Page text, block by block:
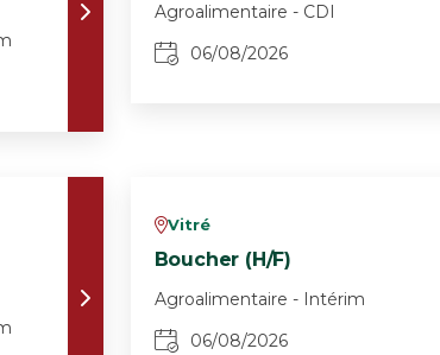
Agroalimentaire - CDI
06/08/2026
vVitré
Boucher (H/F)
Agroalimentaire - Intérim
06/08/2026